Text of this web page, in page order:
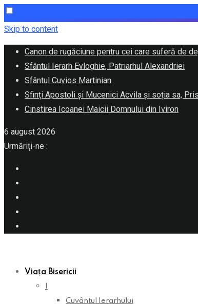
Skip to content
Canon de rugăciune pentru cei care suferă de
Sfântul Ierarh Evloghie, Patriarhul Alexandriei
Sfântul Cuvios Martinian
Sfinți Apostoli și Mucenici Acvila și soția sa,
Cinstirea Icoanei Maicii Domnului din Iviron
6 august 2026
Urmăriți-ne :
Viața Bisericii
Cuvântul Ierarhului